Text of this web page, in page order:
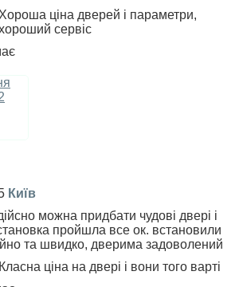
Хороша ціна дверей і параметри,
сервіс
Київ
можна придбати чудові двері і
пройшла все ок. встановили
та швидко, дверима задоволений
Класна ціна на двері і вони того варті